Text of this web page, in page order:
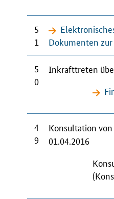
5
1
Dokumenten
5
0
Inkrafttreten
4
9
Konsultation
01.04.2016